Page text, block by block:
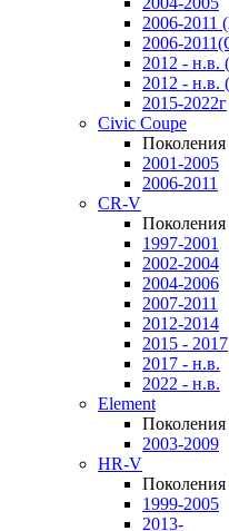
2006-2011
2006-
2012 - н.в.
2012 - н.в.
2015-2022г
Civic Coupe
2001-2005
2006-2011
CR-V
1997-2001
2002-2004
2004-2006
2007-2011
2012-2014
2015 - 2017
2017 - н.в.
2022 - н.в.
Element
Поколения
2003-2009
HR-V
1999-2005
2013-